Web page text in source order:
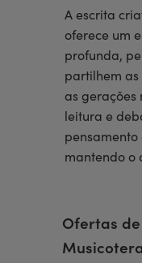
A escrita
oferece um
profunda,
partilhem as
as gerações
leitura e
pensamento
mantendo o
Ofertas